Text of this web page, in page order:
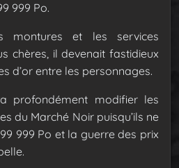
999 Po.
montures et les services
chères, il devenait fastidieux
d’or entre les personnages.
profondément modifier les
du Marché Noir puisqu’ils ne
999 Po et la guerre des prix